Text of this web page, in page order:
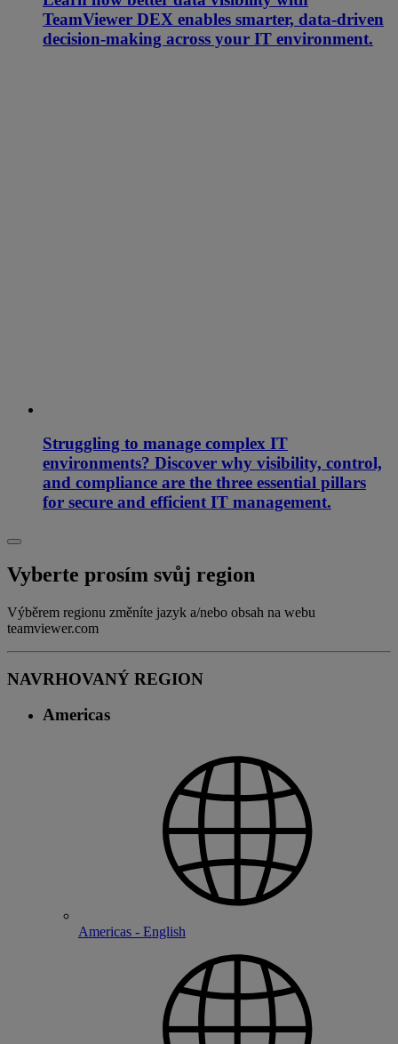
TeamViewer DEX enables smarter, data-driven
decision-making across your IT environment.
Struggling to manage complex IT
environments? Discover why visibility, control,
and compliance are the three essential pillars
for secure and efficient IT management.
Vyberte prosím svůj region
Výběrem regionu změníte jazyk a/nebo obsah na webu
teamviewer.com
NAVRHOVANÝ REGION
Americas
Americas - English